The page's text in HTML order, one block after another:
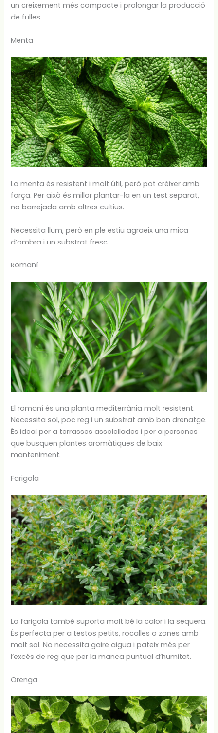
un creixement més compacte i prolongar la producció
de fulles.
Menta
La menta és resistent i molt útil, però pot créixer amb
força. Per això és millor plantar-la en un test separat,
no barrejada amb altres cultius.
Necessita llum, però en ple estiu agraeix una mica
d’ombra i un substrat fresc.
Romaní
El romaní és una planta mediterrània molt resistent.
Necessita sol, poc reg i un substrat amb bon drenatge.
És ideal per a terrasses assolellades i per a persones
que busquen plantes aromàtiques de baix
manteniment.
Farigola
La farigola també suporta molt bé la calor i la sequera.
És perfecta per a testos petits, rocalles o zones amb
molt sol. No necessita gaire aigua i pateix més per
l’excés de reg que per la manca puntual d’humitat.
Orenga